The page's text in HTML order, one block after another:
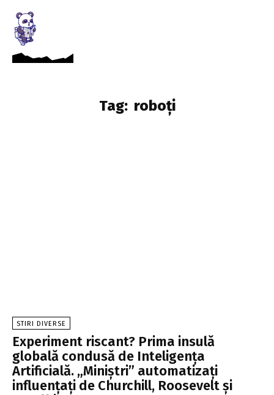
Tag: roboți
STIRI DIVERSE
Experiment riscant? Prima insulă
globală condusă de Inteligența
Artificială. „Miniștri” automatizați
influențați de Churchill, Roosevelt și